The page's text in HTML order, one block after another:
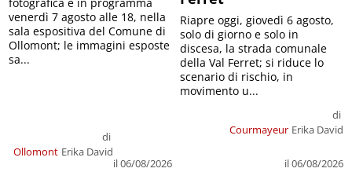
Ollomont
di
Erika David
il 06/08/2026
venerdì 7 agosto alle 18, nella
sala espositiva del Comune di
Ollomont; le immagini esposte
sa...
Courmayeur
di
Erika David
il 06/08/2026
Riapre oggi, giovedì 6 agosto,
solo di giorno e solo in
discesa, la strada comunale
della Val Ferret; si riduce lo
scenario di rischio, in
movimento u...